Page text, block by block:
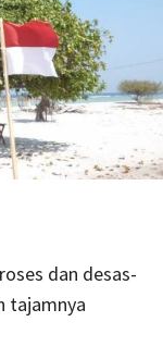
dan desas-
tajamnya